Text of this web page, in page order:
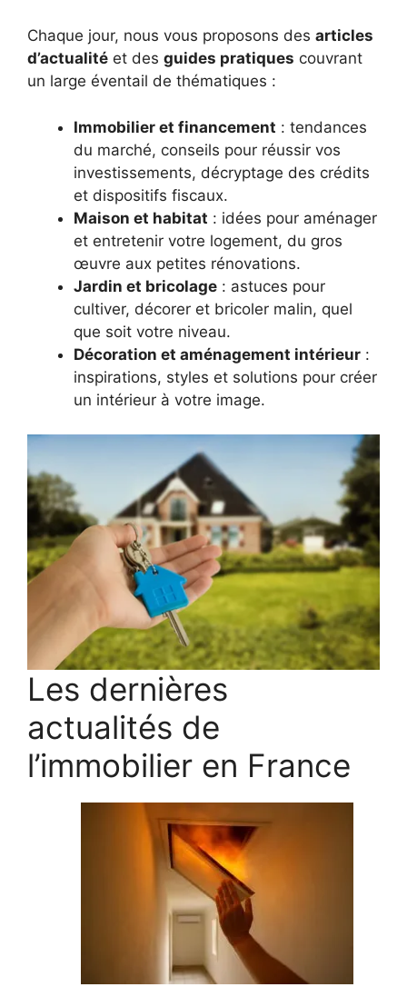
Chaque jour, nous vous proposons des articles
d’actualité et des guides pratiques couvrant
un large éventail de thématiques :
Immobilier et financement : tendances
du marché, conseils pour réussir vos
investissements, décryptage des crédits
et dispositifs fiscaux.
Maison et habitat : idées pour aménager
et entretenir votre logement, du gros
œuvre aux petites rénovations.
Jardin et bricolage : astuces pour
cultiver, décorer et bricoler malin, quel
que soit votre niveau.
Décoration et aménagement intérieur :
inspirations, styles et solutions pour créer
un intérieur à votre image.
Les dernières
actualités de
l’immobilier en France